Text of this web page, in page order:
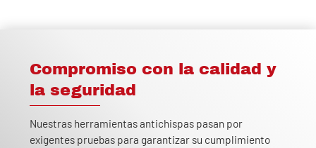
Compromiso con la calidad y
la seguridad
Nuestras herramientas antichispas pasan por
exigentes pruebas para garantizar su cumplimiento